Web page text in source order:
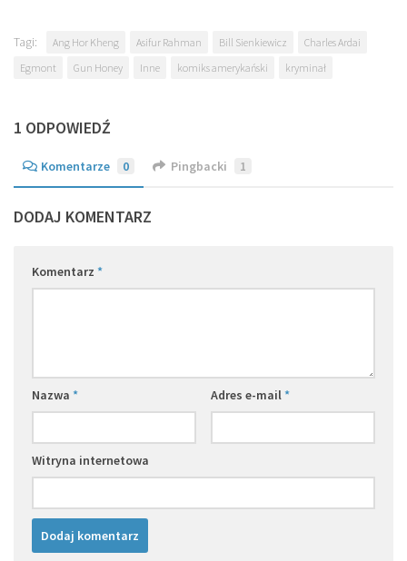
Tagi: Ang Hor Kheng Asifur Rahman Bill Sienkiewicz
Charles Ardai
Egmont
Gun Honey Inne komiks amerykański kryminał
1 ODPOWIEDŹ
Komentarze 0 Pingbacki 1
DODAJ KOMENTARZ
Komentarz *
Nazwa * Adres e-mail*
Witryna internetowa